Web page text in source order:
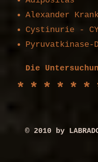
Alexander K
Cystinurie -
Die
© 2010 by